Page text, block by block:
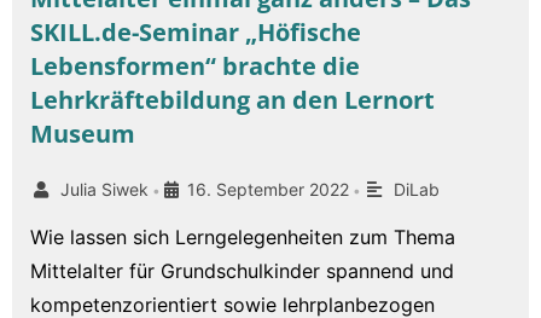
SKILL.de-Seminar „Höfische
Lebensformen“ brachte die
Lehrkräftebildung an den Lernort
Museum
Julia Siwek • 16. September 2022 • DiLab
Wie lassen sich Lerngelegenheiten zum Thema
Mittelalter für Grundschulkinder spannend und
kompetenzorientiert sowie lehrplanbezogen